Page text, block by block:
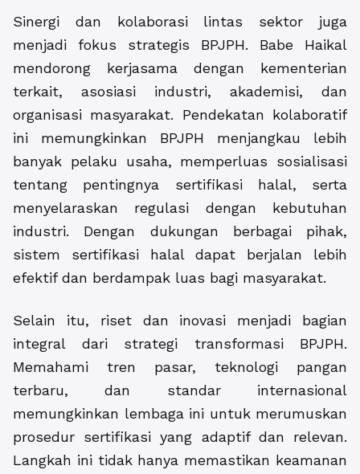
Sinergi dan kolaborasi lintas sektor juga
menjadi fokus strategis BPJPH. Babe Haikal
mendorong kerjasama dengan kementerian
terkait, asosiasi industri, akademisi, dan
organisasi masyarakat. Pendekatan kolaboratif
ini memungkinkan BPJPH menjangkau lebih
banyak pelaku usaha, memperluas sosialisasi
tentang pentingnya sertifikasi halal, serta
menyelaraskan regulasi dengan kebutuhan
industri. Dengan dukungan berbagai pihak,
sistem sertifikasi halal dapat berjalan lebih
efektif dan berdampak luas bagi masyarakat.
Selain itu, riset dan inovasi menjadi bagian
integral dari strategi transformasi BPJPH.
Memahami tren pasar, teknologi pangan
terbaru, dan standar internasional
memungkinkan lembaga ini untuk merumuskan
prosedur sertifikasi yang adaptif dan relevan.
Langkah ini tidak hanya memastikan keamanan